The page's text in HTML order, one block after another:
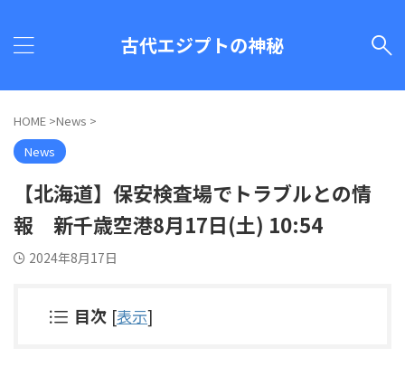
古代エジプトの神秘
HOME >News >
News
【北海道】保安検査場でトラブルとの情
報 新千歳空港8月17日(土) 10:54
2024年8月17日
目次 [表示]